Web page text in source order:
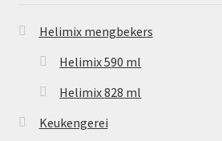
Helimix mengbekers
Helimix 590 ml
Helimix 828 ml
Keukengerei